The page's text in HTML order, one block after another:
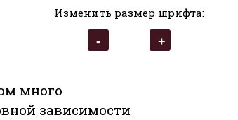
Изменить размер шрифта:
много
зависимости